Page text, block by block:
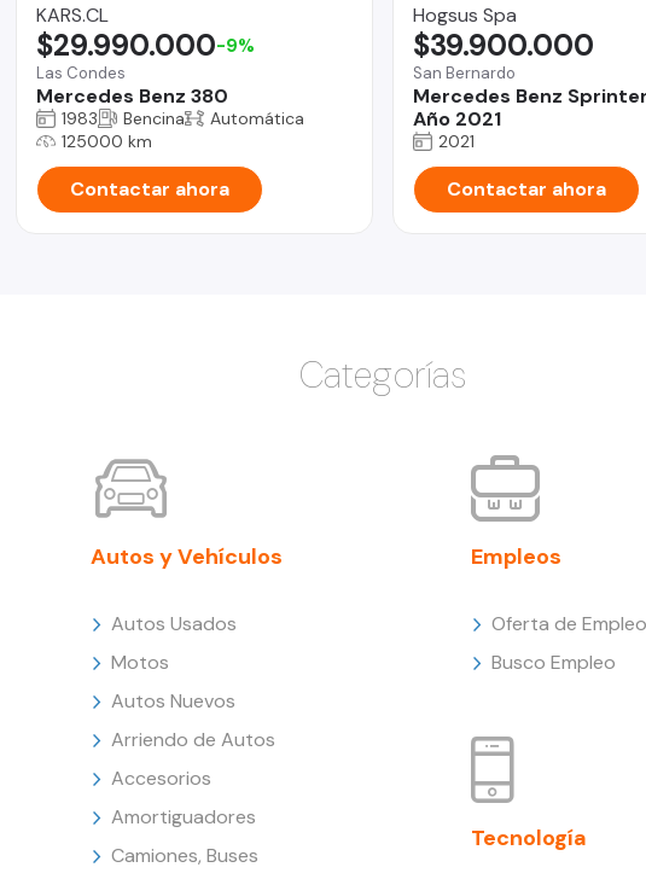
KARS.CL
Las Condes
Mercedes Benz 380
$29.990.000-9%
1983 Bencina
Automática
125000 km
Contactar ahora
Hogsus Spa
San Bernardo
Mercedes Benz
Año 2021
$39.900.000
2021
Contactar ahora
Categorías
Autos y Vehículos
Autos Usados
Motos
Autos Nuevos
Arriendo de Autos
Accesorios
Amortiguadores
Camiones, Buses
Empleos
Oferta de Empleo
Busco Empleo
Tecnología